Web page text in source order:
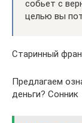
собьет с
целью вы
Старинный
Предлагаем
деньги? Сонник